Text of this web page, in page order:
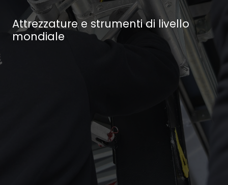
Attrezzature e strumenti di livello
mondiale